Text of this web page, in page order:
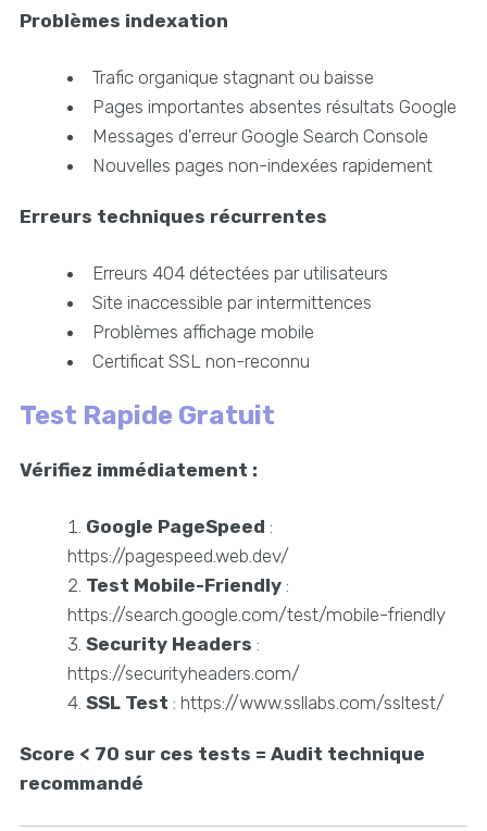
Problèmes indexation
Trafic organique stagnant ou baisse
Pages importantes absentes résultats Google
Messages d'erreur Google Search Console
Nouvelles pages non-indexées rapidement
Erreurs techniques récurrentes
Erreurs 404 détectées par utilisateurs
Site inaccessible par intermittences
Problèmes affichage mobile
Certificat SSL non-reconnu
Test Rapide Gratuit
Vérifiez immédiatement :
Google PageSpeed :
https://pagespeed.web.dev/
Test Mobile-Friendly :
https://search.google.com/test/mobile-friendly
Security Headers :
https://securityheaders.com/
SSL Test : https://www.ssllabs.com/ssltest/
Score < 70 sur ces tests = Audit technique
recommandé